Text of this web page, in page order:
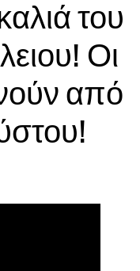
του
Οι
από